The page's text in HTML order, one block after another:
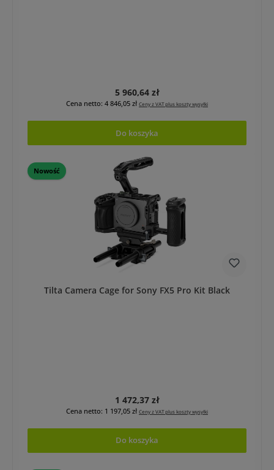
Cena regularna:
5 960,64 zł
Cena netto: 4 846,05 zł Ceny z VAT plus koszty wysyłki
Do koszyka
Nowość
Tilta Camera Cage for Sony FX5 Pro Kit Black
Cena regularna:
1 472,37 zł
Cena netto: 1 197,05 zł Ceny z VAT plus koszty wysyłki
Do koszyka